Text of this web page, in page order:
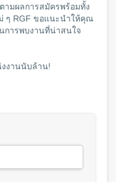
มผลการสมัครพร้อมทั้ง
ๆ RGF ขอแนะนำให้คุณ
การพบงานที่น่าสนใจ
งานนับล้าน!